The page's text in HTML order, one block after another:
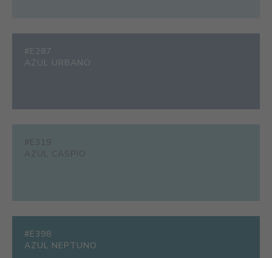
#E287
AZUL URBANO
#E319
AZUL CASPIO
#E398
AZUL NEPTUNO